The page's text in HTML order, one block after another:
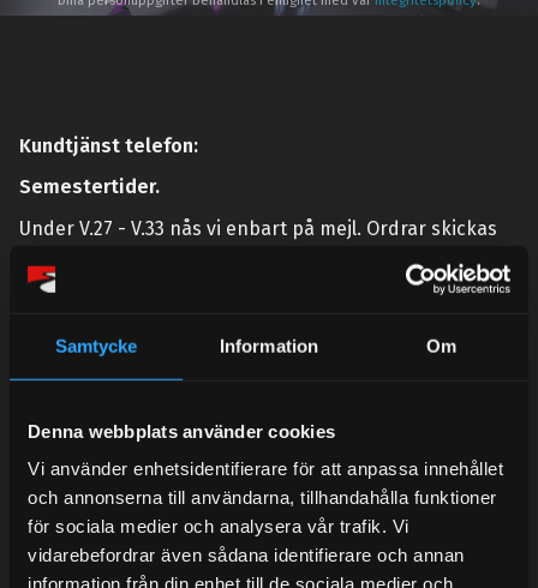
Samtycke Information Om
Denna webbplats använder cookies
Vi använder enhetsidentifierare för att anpassa innehållet
och annonserna till användarna, tillhandahålla funktioner
för sociala medier och analysera vår trafik. Vi
vidarebefordrar även sådana identifierare och annan
information från din enhet till de sociala medier och
Kundtjänst telefon:
Semestertider.
Under V.27 - V.33 nås vi enbart på mejl. Ordrar skickas
under sommaren men med viss fördröjning. 2/7 -9/7 är
det helt stängt.
E-post:info@streetperformance.se